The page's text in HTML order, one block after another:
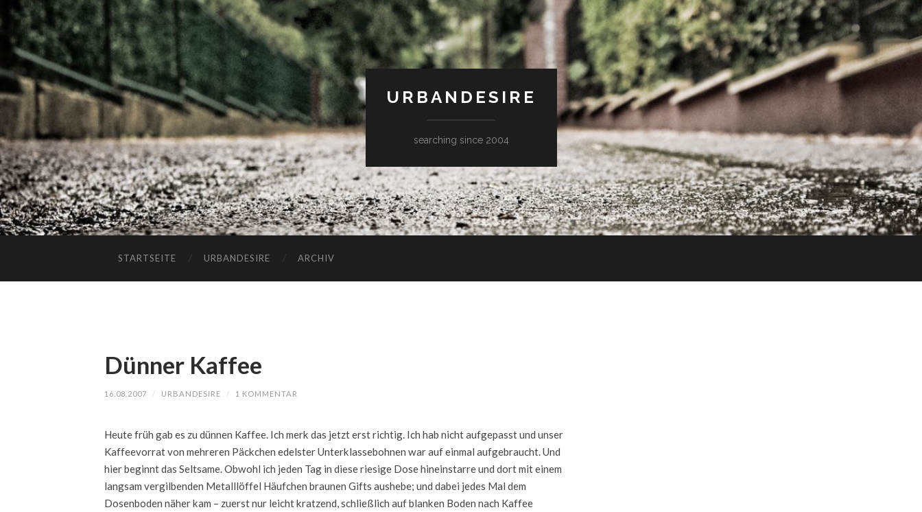
URBANDESIRE
searching since 2004
STARTSEITE URBANDESIRE ARCHIV
Dünner Kaffee
16.08.2007 / URBANDESIRE / 1 KOMMENTAR
Heute früh gab es zu dünnen Kaffee. Ich merk das jetzt erst richtig. Ich hab nicht aufgepasst und unser
Kaffeevorrat von mehreren Päckchen edelster Unterklassebohnen war auf einmal aufgebraucht. Und
hier beginnt das Seltsame. Obwohl ich jeden Tag in diese riesige Dose hineinstarre und dort mit einem
langsam vergilbenden Metalllöffel Häufchen braunen Gifts aushebe; und dabei jedes Mal dem
Dosenboden näher kam – zuerst nur leicht kratzend, schließlich auf blanken Boden nach Kaffee